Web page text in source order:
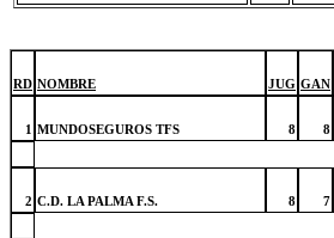
RD NOMBRE JUG GAN
1 MUNDOSEGUROS TFS 8 8
2 C.D. LA PALMA F.S. 8 7